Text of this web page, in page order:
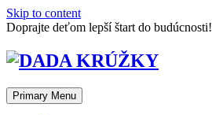
Skip to content
Doprajte deťom lepší štart do budúcnosti!
Primary Menu